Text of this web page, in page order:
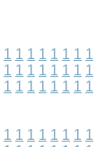
1 1 1 1 1 1 1 1
1 1 1 1 1 1 1 1
1 1 1 1 1 1 1 1
1 1 1 1 1 1 1 1